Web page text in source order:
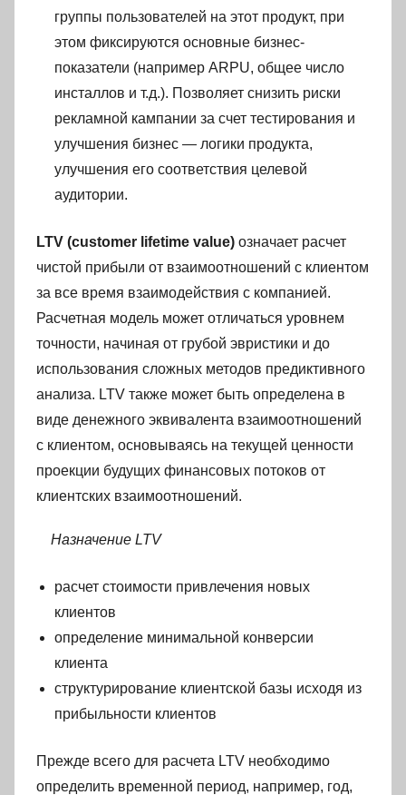
группы пользователей на этот продукт, при
этом фиксируются основные бизнес-
показатели (например ARPU, общее число
инсталлов и т.д.). Позволяет снизить риски
рекламной кампании за счет тестирования и
улучшения бизнес — логики продукта,
улучшения его соответствия целевой
аудитории.
LTV (customer lifetime value) означает расчет
чистой прибыли от взаимоотношений с клиентом
за все время взаимодействия с компанией.
Расчетная модель может отличаться уровнем
точности, начиная от грубой эвристики и до
использования сложных методов предиктивного
анализа. LTV также может быть определена в
виде денежного эквивалента взаимоотношений
с клиентом, основываясь на текущей ценности
проекции будущих финансовых потоков от
клиентских взаимоотношений.
Назначение LTV
расчет стоимости привлечения новых
клиентов
определение минимальной конверсии
клиента
структурирование клиентской базы исходя из
прибыльности клиентов
Прежде всего для расчета LTV необходимо
определить временной период, например, год,